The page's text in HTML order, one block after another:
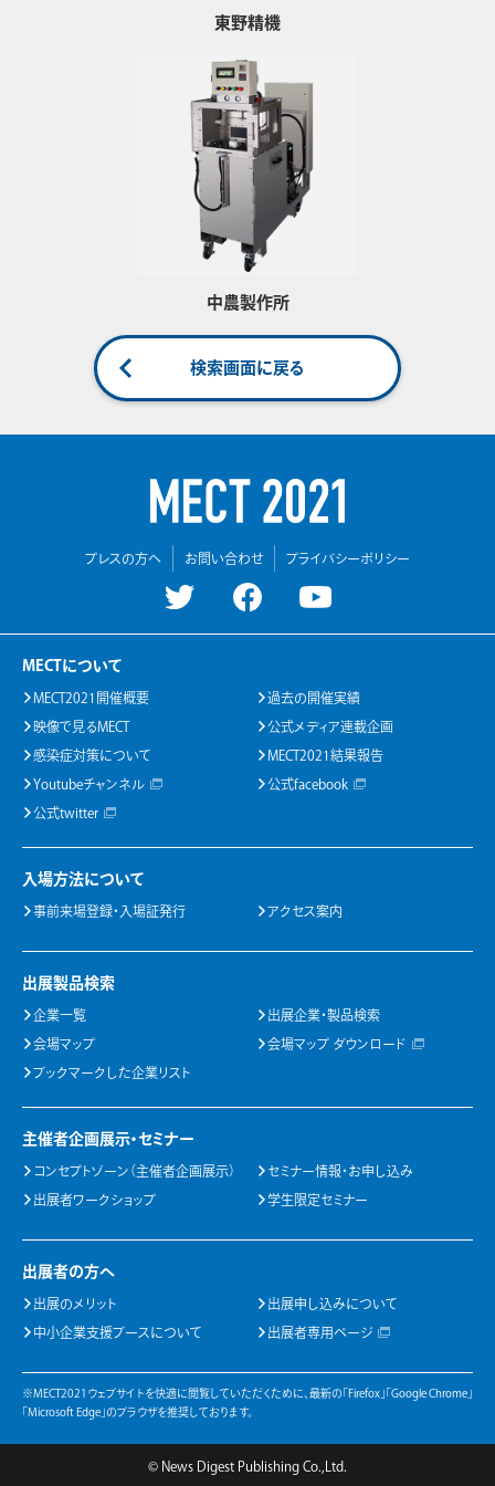
東野精機
中農製作所
検索画面に戻る
プレスの方へ お問い合わせ プライバシーポリシー
MECTについて
MECT2021開催概要 過去の開催実績
映像で見るMECT 公式メディア連載企画
感染症対策について MECT2021結果報告
Youtubeチャンネル 公式facebook
公式twitter
入場方法について
事前来場登録・入場証発行 アクセス案内
出展製品検索
企業一覧 出展企業・製品検索
会場マップ 会場マップ ダウンロード
ブックマークした企業リスト
主催者企画展示・セミナー
コンセプトゾーン（主催者企画展示） セミナー情報・お申し込み
出展者ワークショップ 学生限定セミナー
出展者の方へ
出展のメリット 出展申し込みについて
中小企業支援ブースについて 出展者専用ページ
※MECT2021ウェブサイトを快適に閲覧していただくために、最新の「Firefox」「Google Chrome」
「Microsoft Edge」のブラウザを推奨しております。
© News Digest Publishing Co.,Ltd.